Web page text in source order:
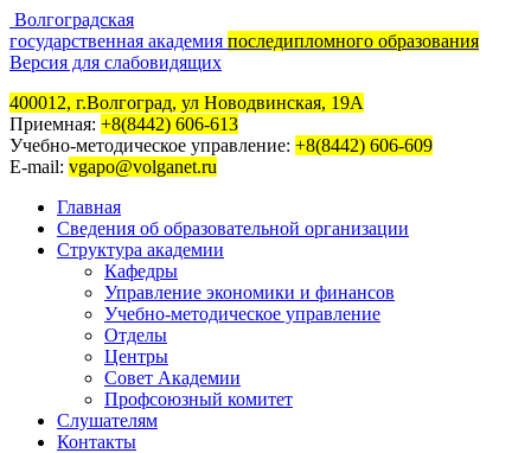
Волгоградская
государственная академия последипломного образования
Версия для слабовидящих
400012, г.Волгоград, ул Новодвинская, 19А
Приемная: +8(8442) 606-613
Учебно-методическое управление: +8(8442) 606-609
E-mail: vgapo@volganet.ru
Главная
Сведения об образовательной организации
Структура академии
Кафедры
Управление экономики и финансов
Учебно-методическое управление
Отделы
Центры
Совет Академии
Профсоюзный комитет
Слушателям
Контакты